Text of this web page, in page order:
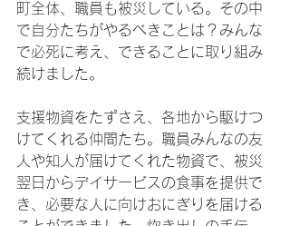
町全体、職員も被災している。その中
で自分たちがやるべきことは？みんな
で必死に考え、できることに取り組み
続けました。
支援物資をたずさえ、各地から駆けつ
けてくれる仲間たち。職員みんなの友
人や知人が届けてくれた物資で、被災
翌日からデイサービスの食事を提供で
き、必要な人に向けおにぎりを届ける